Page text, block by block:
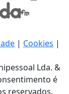
| Cookies |
Lda. &
é
reservados.